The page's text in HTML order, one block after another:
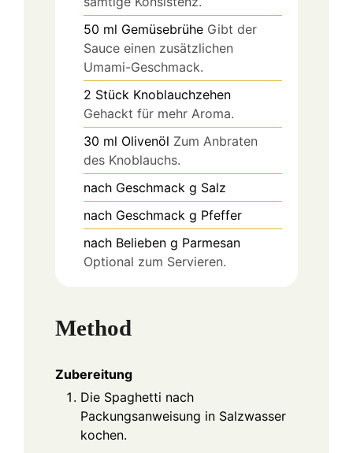
50 ml Gemüsebrühe Gibt der
Sauce einen zusätzlichen
Umami-Geschmack.
2 Stück Knoblauchzehen
Gehackt für mehr Aroma.
30 ml Olivenöl Zum Anbraten
des Knoblauchs.
nach Geschmack g Salz
nach Geschmack g Pfeffer
nach Belieben g Parmesan
Optional zum Servieren.
Method
Zubereitung
Die Spaghetti nach
Packungsanweisung in Salzwasser
kochen.